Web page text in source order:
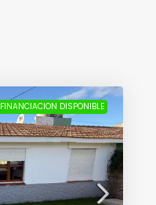
FINANCIACION DISPONIBLE